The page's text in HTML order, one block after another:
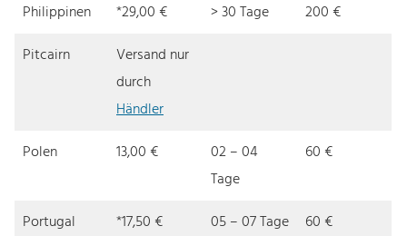
Philippinen
*29,00 € > 30 Tage
200 €
Pitcairn
Versand nur
durch
Händler
Polen
13,00 €
02 – 04
Tage
60 €
Portugal *17,50 € 05 – 07 Tage
60 €